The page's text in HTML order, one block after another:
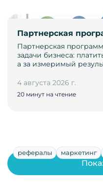
Партнерская
Партнерская
задачи бизнеса:
а за измеримый
4 августа 2026 г.
20 минут на чтение
рефералы маркетинг